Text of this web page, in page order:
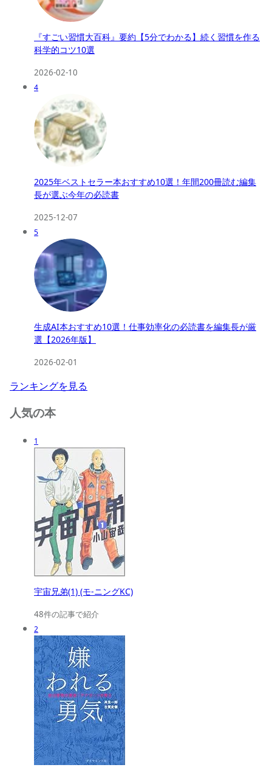
『すごい習慣大百科』要約【5分でわかる】続く習慣を作る
科学的コツ10選
2026-02-10
4
2025年ベストセラー本おすすめ10選！年間200冊読む編集
長が選ぶ今年の必読書
2025-12-07
5
生成AI本おすすめ10選！仕事効率化の必読書を編集長が厳
選【2026年版】
2026-02-01
ランキングを見る
人気の本
1
宇宙兄弟(1) (モ-ニングKC)
48件の記事で紹介
2